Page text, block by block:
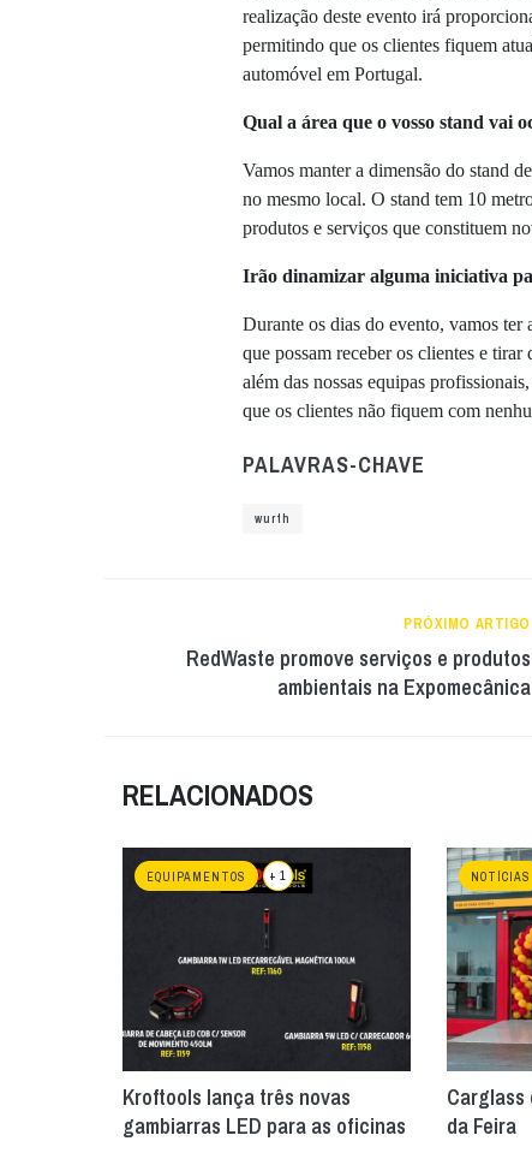
realização deste evento irá
permitindo que os clientes fiquem
automóvel em Portugal.
Qual a área que o vosso stand vai
Vamos manter a dimensão do stand
no mesmo local. O stand tem 10
produtos e serviços que constituem
Irão dinamizar alguma iniciativa
Durante os dias do evento, vamos ter
que possam receber os clientes e
além das nossas equipas
que os clientes não fiquem com
PALAVRAS-CHAVE
wurth
PRÓXIMO ARTIGO
RedWaste promove serviços e produtos
ambientais na Expomecânica
RELACIONADOS
EQUIPAMENTOS + 1
Kroftools lança três novas
gambiarras LED para as oficinas
NOTÍCIAS
Carglass
da Feira